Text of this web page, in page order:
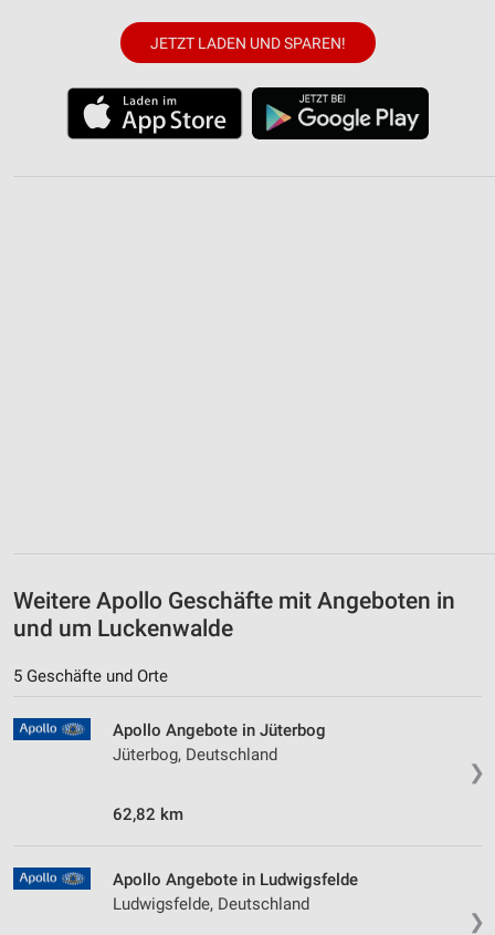
JETZT LADEN UND SPAREN!
Weitere Apollo Geschäfte mit Angeboten in
und um Luckenwalde
5 Geschäfte und Orte
❯
Apollo Angebote in Jüterbog
Jüterbog, Deutschland
62,82 km
❯
Apollo Angebote in Ludwigsfelde
Ludwigsfelde, Deutschland